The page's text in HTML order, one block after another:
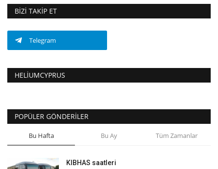
BIZI TAKIP ET
Telegram
HELIUMCYPRUS
POPÜLER GÖNDERILER
Bu Hafta Bu Ay Tüm Zamanlar
KIBHAS saatleri